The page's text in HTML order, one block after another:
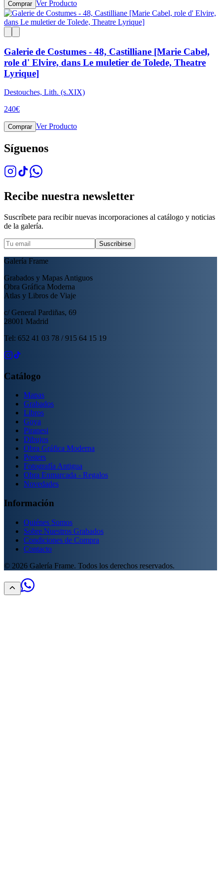
Comprar Ver Producto
Galerie de Costumes - 48, Castilliane [Marie Cabel,
role d' Elvire, dans Le muletier de Tolede, Theatre
Lyrique]
Destouches, Lith. (s.XIX)
240€
Comprar Ver Producto
Síguenos
Recibe nuestra newsletter
Suscríbete para recibir nuevas incorporaciones al catálogo y noticias
de la galería.
Suscribirse
Galería Frame
Grabados y Mapas Antiguos
Obra Gráfica Moderna
Atlas y Libros de Viaje
c/ General Pardiñas, 69
28001 Madrid
Tel: 652 41 03 78 / 915 64 15 19
Catálogo
Mapas
Grabados
Libros
Goya
Piranesi
Dibujos
Obra Gráfica Moderna
Posters
Fotografía Antigua
Obra Enmarcada - Regalos
Novedades
Información
Quiénes Somos
Sobre Nuestros Grabados
Condiciones de Compra
Contacto
© 2026 Galería Frame. Todos los derechos reservados.